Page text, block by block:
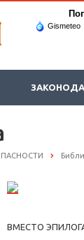
Gismeteo
ВМЕСТО